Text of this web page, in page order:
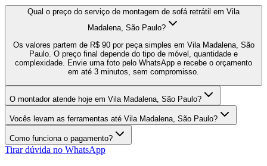
Qual o preço do serviço de montagem de sofá retrátil em Vila
Madalena, São Paulo?
Os valores partem de R$ 90 por peça simples em Vila Madalena, São
Paulo. O preço final depende do tipo de móvel, quantidade e
complexidade. Envie uma foto pelo WhatsApp e recebe o orçamento
em até 3 minutos, sem compromisso.
O montador atende hoje em Vila Madalena, São Paulo?
Vocês levam as ferramentas até Vila Madalena, São Paulo?
Como funciona o pagamento?
Tirar dúvida no WhatsApp